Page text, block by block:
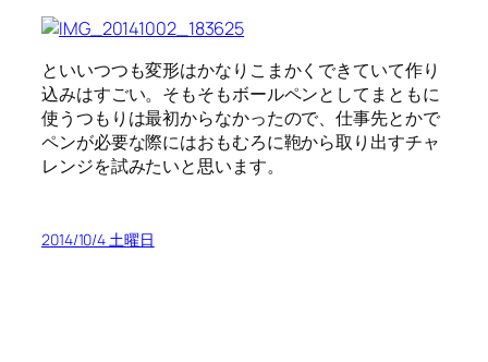
といいつつも変形はかなりこまかくできていて作り
込みはすごい。そもそもボールペンとしてまともに
使うつもりは最初からなかったので、仕事先とかで
ペンが必要な際にはおもむろに鞄から取り出すチャ
レンジを試みたいと思います。
2014/10/4 土曜日